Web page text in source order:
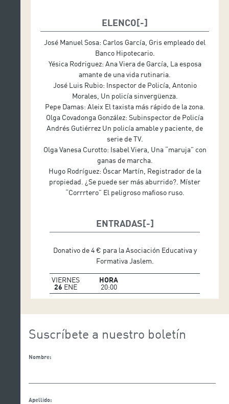
ELENCO
José Manuel Sosa: Carlos García, Gris empleado del
Banco Hipotecario.
Yésica Rodriguez: Ana Viera de García, La esposa
amante de una vida rutinaria.
José Luis Rubio: Inspector de Policía, Antonio
Morales, Un policía sinvergüenza.
Pepe Damas: Aleix El taxista más rápido de la zona.
Olga Covadonga González: Subinspector de Policía
Andrés Gutiérrez Un policía amable y paciente, de
serie de TV.
Olga Vanesa Curotto: Isabel Viera, Una “maruja” con
ganas de marcha.
Hugo Rodríguez: Óscar Martín, Registrador de la
propiedad. ¿Se puede ser más aburrido?. Míster
“Corrrtero” El peligroso mafioso ruso.
ENTRADAS
Donativo de 4 € para la Asociación Educativa y
Formativa Jaslem.
VIERNES
26 ENE
HORA
20:00
Suscríbete a nuestro boletín
Nombre:
Apellido: